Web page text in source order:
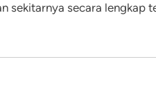
sekitarnya secara lengkap